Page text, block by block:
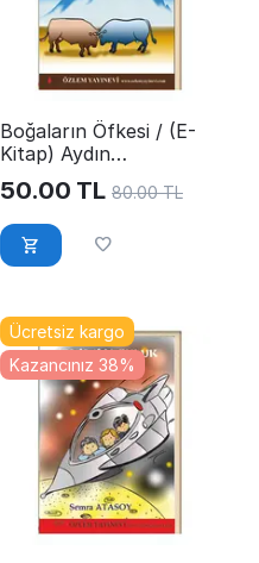
Boğaların Öfkesi / (E-
Kitap) Aydın
Karasüleymanoğlu
50.00 TL 80.00 TL
Ücretsiz kargo
Kazancınız 38%